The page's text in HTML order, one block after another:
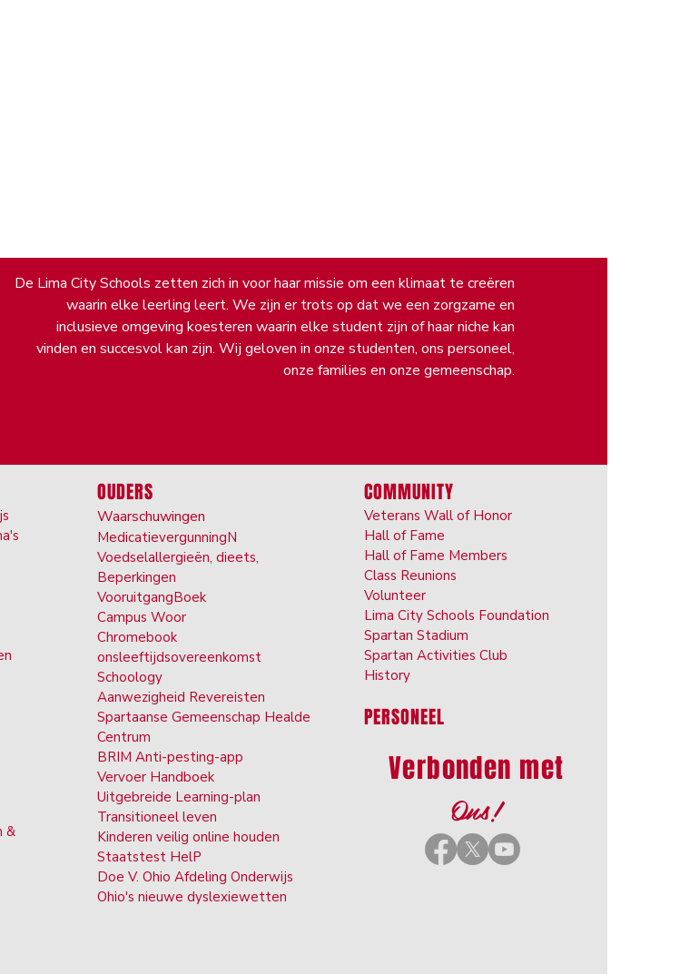
De Lima City Schools zetten zich in voor haar missie om een klimaat te creëren
waarin elke leerling leert. We zijn er trots op dat we een zorgzame en
inclusieve omgeving koesteren waarin elke student zijn of haar niche kan
vinden en succesvol kan zijn. Wij geloven in onze studenten, ons personeel,
onze families en onze gemeenschap.
&
OUDERS
Waarschuwingen
MedicatievergunningN
Voedselallergieën, dieets,
Beperkingen
VooruitgangBoek
Campus Woor
Chromebook
onsleeftijdsovereenkomst
Schoology
Aanwezigheid Revereisten
Spartaanse Gemeenschap Healde
Centrum
BRIM Anti-pesting-app
Vervoer Handboek
Uitgebreide Learning-plan
Transitioneel leven
Kinderen veilig online houden
Staatstest HelP
Doe V. Ohio Afdeling Onderwijs
Ohio's nieuwe dyslexiewetten
COMMUNITY
Veterans Wall of Honor
Hall of Fame
Hall of Fame Members
Class Reunions
Volunteer
Lima City Schools Foundation
Spartan Stadium
Spartan Activities Club
History
PERSONEEL
Verbonden met
Ons!